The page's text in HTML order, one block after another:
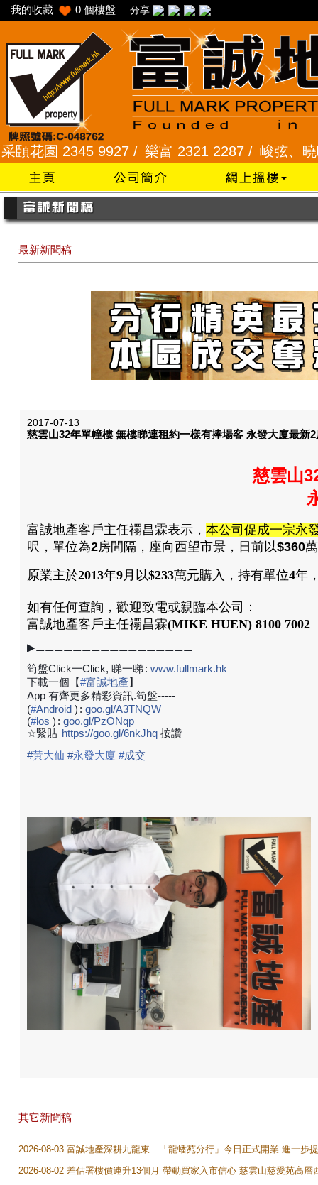
我的收藏 0 個樓盤 分享
2345 9927 / 樂富 2321 2287 / 峻弦、曉暉花
最新新聞稿
2017-07-13
慈雲山32年單幢樓 無樓睇連租約一樣有捧場客 永發大廈最新
慈雲山
富誠地產客戶主任禤昌霖表示， 本公司促成一宗永
呎，單位為2房間隔， 座向西望市景，日前以$360
原業主於2013年9月以$233萬元購入 ， 持有單位4年
如有任何查詢，歡迎致電或親臨本公司：
富誠地產客戶主任禤昌霖(MIKE HUEN) 8100 7002
▶⚊⚊⚊⚊⚊⚊⚊⚊⚊⚊⚊⚊⚊⚊⚊⚊⚊
筍盤Click一Click, 睇一睇: www.fullmark.hk
下載一個【#富誠地產】
App 有齊更多精彩資訊.筍盤-----
(#Android ) : goo.gl/A3TNQW
(#los ) : goo.gl/PzONqp
☆緊貼 https://goo.gl/6nkJhq 按讚
#黃大仙 #永發大廈 #成交
其它新聞稿
2026-08-03 富誠地產深耕九龍東 「龍蟠苑分行」今日正式開業 進一步
2026-08-02 差估署樓價連升13個月 帶動買家入市信心 慈雲山慈愛苑高層